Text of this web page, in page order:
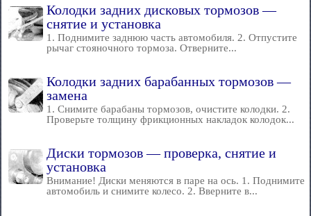
Колодки задних дисковых тормозов —
снятие и установка
1. Поднимите заднюю часть автомобиля. 2. Отпустите
рычаг стояночного тормоза. Отверните...
Колодки задних барабанных тормозов —
замена
1. Снимите барабаны тормозов, очистите колодки. 2.
Проверьте толщину фрикционных накладок колодок...
Диски тормозов — проверка, снятие и
установка
Внимание! Диски меняются в паре на ось. 1. Поднимите
автомобиль и снимите колесо. 2. Вверните в...